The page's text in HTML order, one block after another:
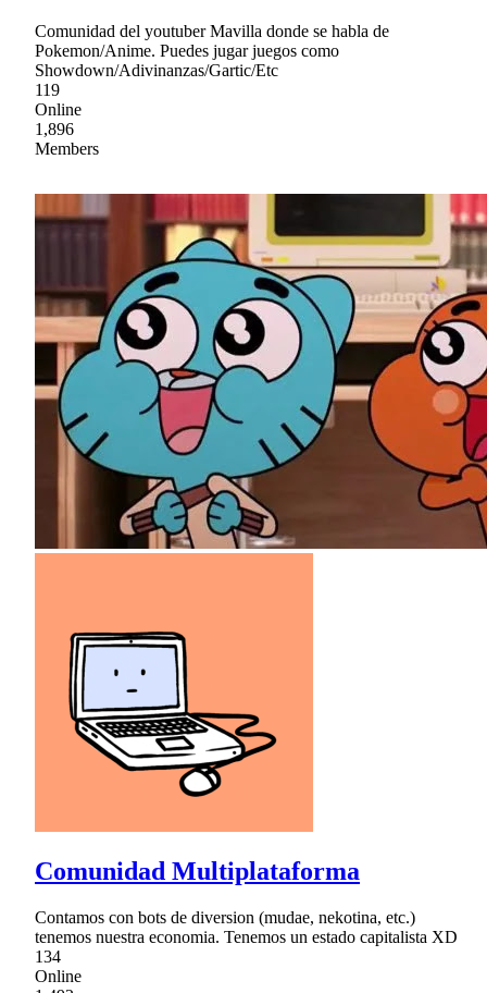
Comunidad del youtuber Mavilla donde se habla de
Pokemon/Anime. Puedes jugar juegos como
Showdown/Adivinanzas/Gartic/Etc
119
Online
1,896
Members
Comunidad Multiplataforma
Contamos con bots de diversion (mudae, nekotina, etc.)
tenemos nuestra economia. Tenemos un estado capitalista XD
134
Online